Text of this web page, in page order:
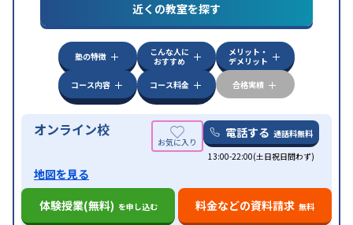
特徴
中高一貫校生に対応授業の振替可能
学習にPC・タブレットを利用オンライン対応1
科目から受講可能
近くの教室を探す
塾の特徴
こんな人に
おすすめ
メリット・
デメリット
コース内容
コース料金 合格実績
オンライン校 電話する 通話料無料
13:00-22:00(土日祝日問わず)
地図を見る
体験授業(無料) を申し込む 料金などの資料請求 無料